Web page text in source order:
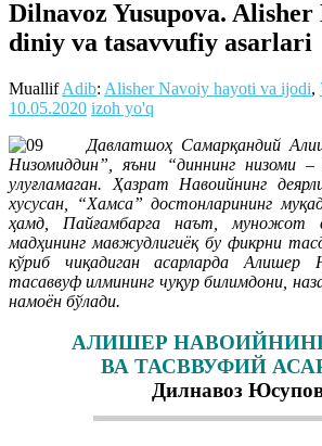
Dilnavoz Yusupova.
diniy va tasavvufiy asarlari
MuallifAdib: Alisher Navoiy hayoti va ijodi,
10.05.2020 izoh yo'q
Давлатшоҳ Самарқандий
Низомиддин”, яъни “диннинг низоми
улуғламаган. Ҳазрат Навоийнинг
хусусан, “Хамса” достонларининг
ҳамд, Пайғамбарга наът, муножот
мадҳининг мавжудлигиёқ бу фикрни
кўриб чиқадиган асарларда
тасаввуф илмининг чуқур билимдони,
намоён бўлади.
АЛИШЕР
ВА ТАСВВУФИЙ
Дилнавоз